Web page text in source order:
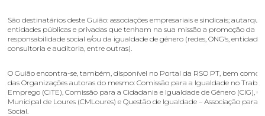
São destinatários deste Guião: associações empresariais e sindicais;
entidades públicas e privadas que tenham na sua missão a promoção da
responsabilidade social e/ou da igualdade de género (redes, ONG’s,
consultoria e auditoria, entre outras).
O Guião encontra-se, também, disponível no Portal da RSO PT, bem como
das Organizações autoras do mesmo: Comissão para a Igualdade no
Emprego (CITE), Comissão para a Cidadania e Igualdade de Género (CIG),
Municipal de Loures (CMLoures) e Questão de Igualdade – Associação para
Social.